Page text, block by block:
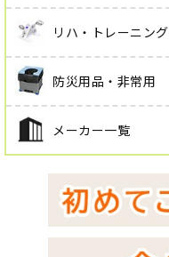
リハ・トレーニング
防災用品・非常用
メーカー一覧